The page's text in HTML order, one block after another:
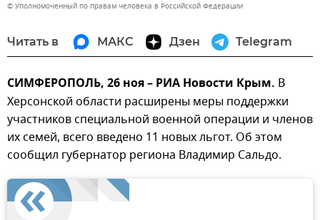
© Уполномоченный по правам человека в Российской Федерации
Читать в МАКС Дзен Telegram
СИМФЕРОПОЛЬ, 26 ноя – РИА Новости Крым. В
Херсонской области расширены меры поддержки
участников специальной военной операции и членов
их семей, всего введено 11 новых льгот. Об этом
сообщил губернатор региона Владимир Сальдо.